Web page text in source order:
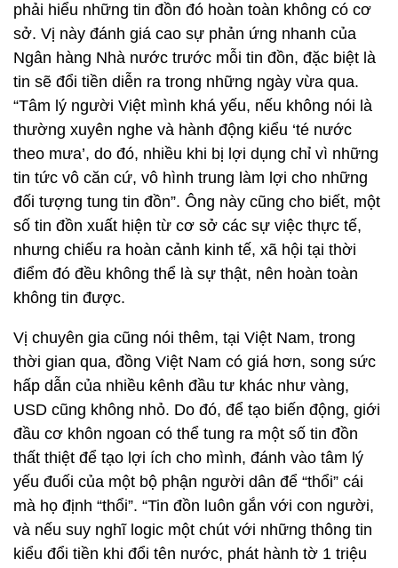
phải hiểu những tin đồn đó hoàn toàn không có cơ
sở. Vị này đánh giá cao sự phản ứng nhanh của
Ngân hàng Nhà nước trước mỗi tin đồn, đặc biệt là
tin sẽ đổi tiền diễn ra trong những ngày vừa qua.
“Tâm lý người Việt mình khá yếu, nếu không nói là
thường xuyên nghe và hành động kiểu ‘té nước
theo mưa’, do đó, nhiều khi bị lợi dụng chỉ vì những
tin tức vô căn cứ, vô hình trung làm lợi cho những
đối tượng tung tin đồn”. Ông này cũng cho biết, một
số tin đồn xuất hiện từ cơ sở các sự việc thực tế,
nhưng chiếu ra hoàn cảnh kinh tế, xã hội tại thời
điểm đó đều không thể là sự thật, nên hoàn toàn
không tin được.
Vị chuyên gia cũng nói thêm, tại Việt Nam, trong
thời gian qua, đồng Việt Nam có giá hơn, song sức
hấp dẫn của nhiều kênh đầu tư khác như vàng,
USD cũng không nhỏ. Do đó, để tạo biến động, giới
đầu cơ khôn ngoan có thể tung ra một số tin đồn
thất thiệt để tạo lợi ích cho mình, đánh vào tâm lý
yếu đuối của một bộ phận người dân để “thổi” cái
mà họ định “thổi”. “Tin đồn luôn gắn với con người,
và nếu suy nghĩ logic một chút với những thông tin
kiểu đổi tiền khi đổi tên nước, phát hành tờ 1 triệu